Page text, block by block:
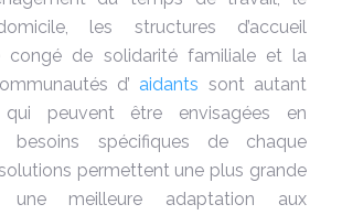
les structures d’accueil
congé de solidarité familiale et la
d’ aidants sont autant
qui peuvent être envisagées en
besoins spécifiques de chaque
permettent une plus grande
meilleure adaptation aux